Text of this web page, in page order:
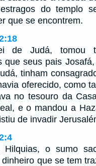
do templo
que se encontrem.
de Judá, tomou
que seus pais
tinham
oferecido, como
no tesouro da
e o mandou a
de invadir
Hilquias, o sumo
que se tem